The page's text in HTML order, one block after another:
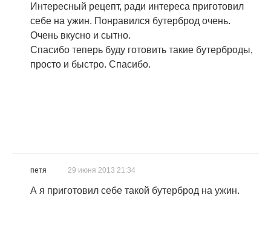
Интересный рецепт, ради интереса приготовил
себе на ужин. Понравился бутерброд очень.
Очень вкусно и сытно.
Спасибо теперь буду готовить такие бутерброды,
просто и быстро. Спасибо.
петя 29 июня 2013 21:34
А я приготовил себе такой бутерброд на ужин.